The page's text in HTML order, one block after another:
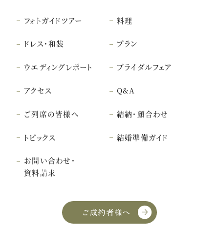
フォトガイドツアー 料理
ドレス・和装 プラン
ウエディングレポート ブライダルフェア
アクセス Q&A
ご列席の皆様へ 結納・顔合わせ
トピックス 結婚準備ガイド
お問い合わせ・
資料請求
ご成約者様へこちら